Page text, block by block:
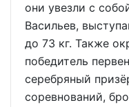
они увезли с
Васильев,
до 73 кг. Также
победитель
серебряный
соревнований,